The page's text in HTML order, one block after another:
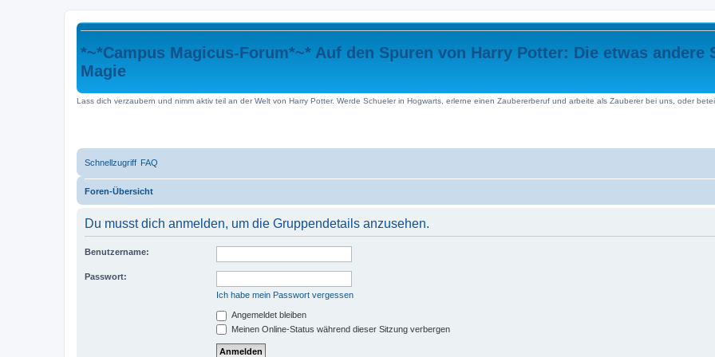
*~*Campus Magicus-Forum*~* Auf den Spuren von Harry Potter: Die etwas andere
Magie
Lass dich verzaubern und nimm aktiv teil an der Welt von Harry Potter. Werde Schueler in Hogwarts, erlerne einen Zaubererberuf und arbeite als Zauberer bei uns, oder
Schnellzugriff FAQ
Foren-Übersicht
Du musst dich anmelden, um die Gruppendetails anzusehen.
Benutzername:
Passwort:
Ich habe mein Passwort vergessen
Angemeldet bleiben
Meinen Online-Status während dieser Sitzung verbergen